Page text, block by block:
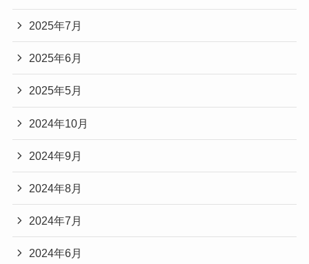
2025年7月
2025年6月
2025年5月
2024年10月
2024年9月
2024年8月
2024年7月
2024年6月